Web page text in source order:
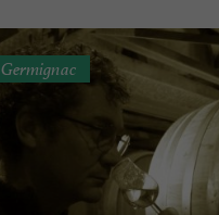
Germignac